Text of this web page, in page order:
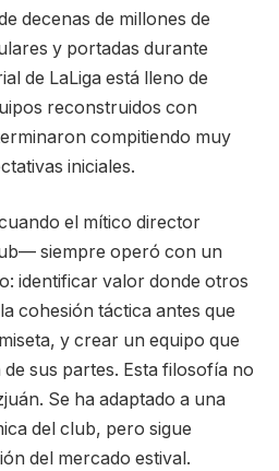
decenas de millones de
y portadas durante
de LaLiga está lleno de
reconstruidos con
compitiendo muy
iniciales.
el mítico director
siempre operó con un
identificar valor donde otros
cohesión táctica antes que
y crear un equipo que
sus partes. Esta filosofía no
Se ha adaptado a una
del club, pero sigue
del mercado estival.